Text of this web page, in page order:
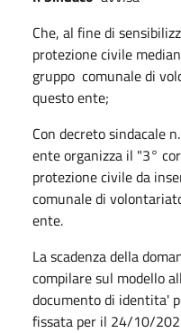
Che, al fine di
protezione civile
gruppo comunale di
questo ente;
Con decreto sindacale
ente organizza il "3°
protezione civile da
comunale di
ente.
La scadenza della
compilare sul modello
documento di identita'
fissata per il 24/10/